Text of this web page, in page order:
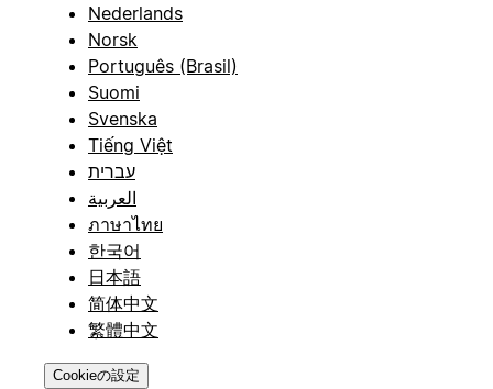
Nederlands
Norsk
Português (Brasil)
Suomi
Svenska
Tiếng Việt
עברית
العربية
ภาษาไทย
한국어
日本語
简体中文
繁體中文
Cookieの設定